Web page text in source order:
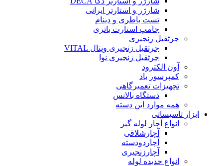
شارژر و استارتر ایرانی
تست باطری و دینام
جامپ استارت باتری
جرثقیل زنجیری
جرثقیل زنجیری ویتال VITAL
جرثقیل زنجیری نوا
آون الکترود
کمپرسور باد
تجهیزات تعمیرگاهی
دستگاه بالانس
همه موارد این دسته
ابزار تاسیساتی
انواع آچار لوله گیر
آچارشلاقی
آچاردودسته
آچارزنجیری
انواع حدیده لوله